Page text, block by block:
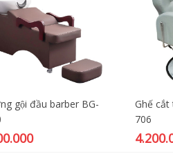
gội đầu barber BG-
Ghế cắt
706